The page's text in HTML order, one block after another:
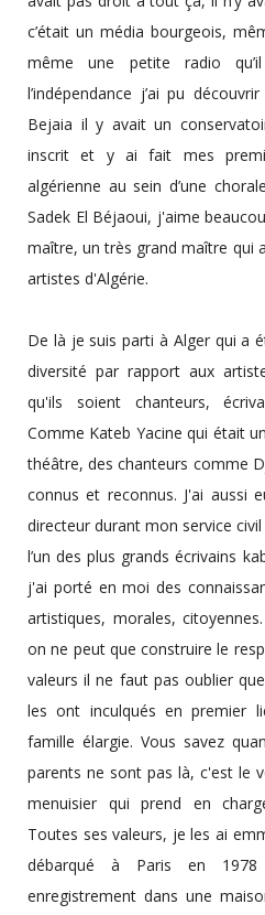
c’était un média bourgeois,
même une petite radio
l’indépendance j’ai pu
Bejaia il y avait un
inscrit et y ai fait mes
algérienne au sein d’une
Sadek El Béjaoui, j'aime
maître, un très grand maître qui
artistes d'Algérie.
De là je suis parti à Alger qui a
diversité par rapport aux
qu'ils soient chanteurs,
Comme Kateb Yacine qui était
théâtre, des chanteurs comme
connus et reconnus. J'ai aussi
directeur durant mon service
l’un des plus grands écrivains
j'ai porté en moi des
artistiques, morales,
on ne peut que construire le
valeurs il ne faut pas oublier
les ont inculqués en premier
famille élargie. Vous savez
parents ne sont pas là, c'est le
menuisier qui prend en
Toutes ses valeurs, je les ai
débarqué à Paris en
enregistrement dans une